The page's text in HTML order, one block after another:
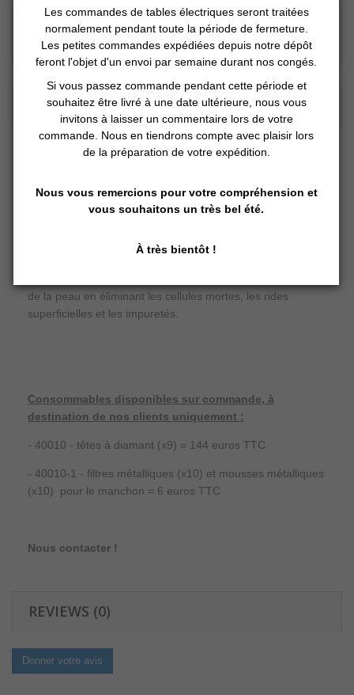
Click and Collect
Vous Réservez en ligne
Nous préparons
Vous retirez en magasin
DESCRIPTION DÉTAILLÉE :
Notice d'utilisation
Appareil de microdermabrasion par action d’une tête
de la peau en éliminant les cellules mortes, les rides
superficielles et les impuretés.
Consommables disponibles sur commande, à
destination de nos clients uniquement :
- 40010 - têtes à diamant (x9) = 144 euros TTC
- 40010-1 - filtres métalliques (x10) et mousses métalliques
(x10) pour le manchon = 6 euros TTC
Nous contacter !
REVIEWS (0)
Donner votre avis
Les commandes de tables électriques seront traitées
normalement pendant toute la période de fermeture.
Les petites commandes expédiées depuis notre dépôt
feront l'objet d'un envoi par semaine durant nos congés.
Si vous passez commande pendant cette période et
souhaitez être livré à une date ultérieure, nous vous
invitons à laisser un commentaire lors de votre
commande. Nous en tiendrons compte avec plaisir lors
de la préparation de votre expédition.
Nous vous remercions pour votre compréhension et
vous souhaitons un très bel été.
À très bientôt !